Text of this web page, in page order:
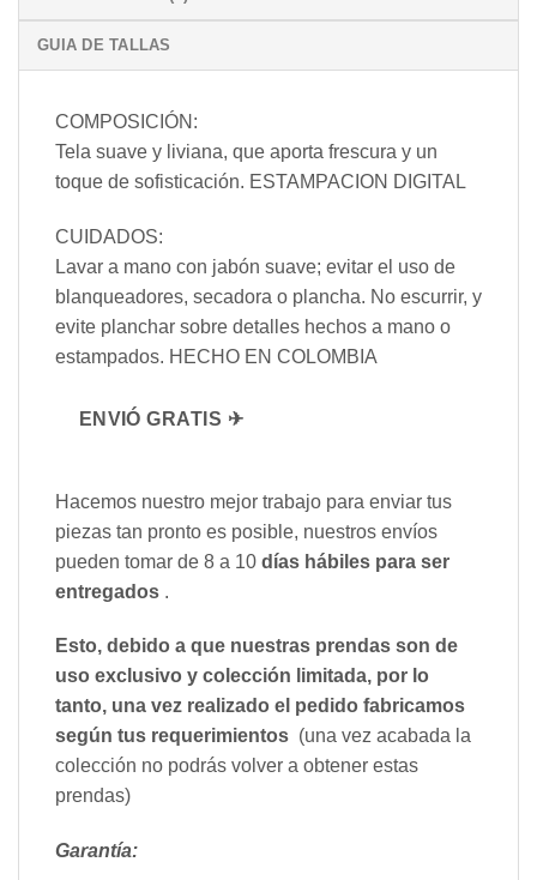
GUIA DE TALLAS
COMPOSICIÓN:
Tela suave y liviana, que aporta frescura y un
toque de sofisticación. ESTAMPACION DIGITAL
CUIDADOS:
Lavar a mano con jabón suave; evitar el uso de
blanqueadores, secadora o plancha. No escurrir, y
evite planchar sobre detalles hechos a mano o
estampados. HECHO EN COLOMBIA
ENVIÓ GRATIS ✈
Hacemos nuestro mejor trabajo para enviar tus
piezas tan pronto es posible, nuestros envíos
pueden tomar de 8 a 10 días hábiles para ser
entregados .
Esto, debido a que nuestras prendas son de
uso exclusivo y colección limitada, por lo
tanto, una vez realizado el pedido fabricamos
según tus requerimientos (una vez acabada la
colección no podrás volver a obtener estas
prendas)
Garantía: